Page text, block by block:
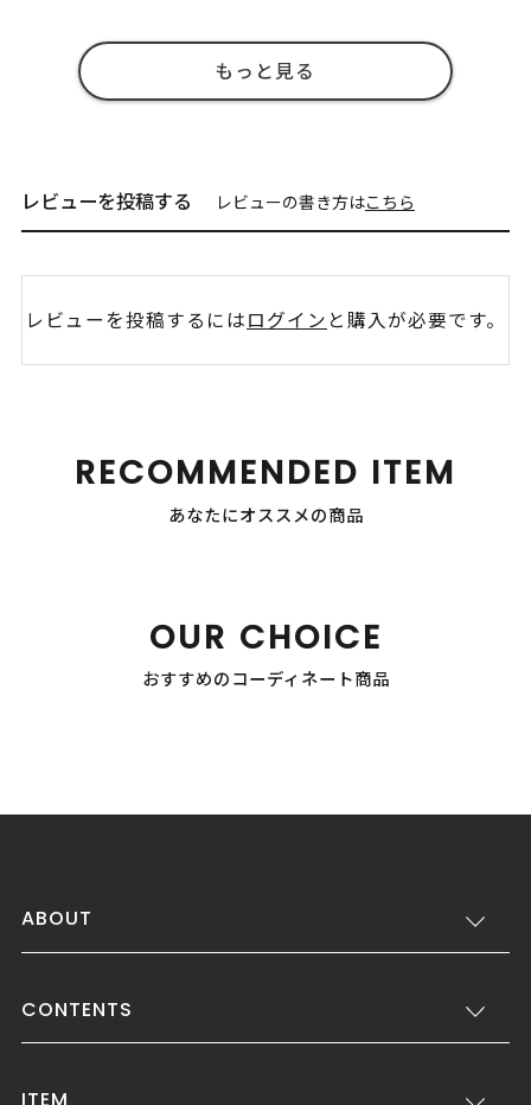
もっと見る
レビューを投稿する レビューの書き方はこちら
レビューを投稿するにはログイン と購入が必要です。
RECOMMENDED ITEM
あなたにオススメの商品
OUR CHOICE
おすすめのコーディネート商品
ABOUT
CONTENTS